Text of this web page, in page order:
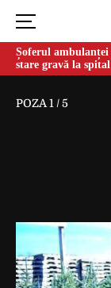
Șoferul
stare gravă la
omorau…”
POZA 1 /5